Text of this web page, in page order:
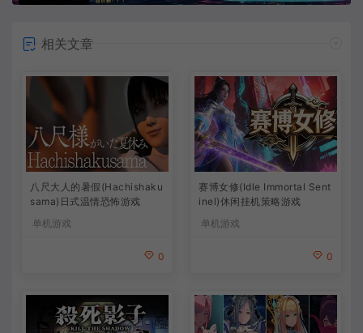
相关文章
八尺大人的暑假(Hachishaku
sama)日式温情恐怖游戏
单机游戏
0
赛博女修(Idle Immortal Sent
inel)休闲挂机策略游戏
单机游戏
0